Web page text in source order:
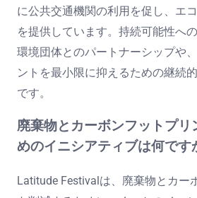
に公共交通機関の利用を促し、エ
を提供しています。持続可能性へ
環境団体とのパートナーシップや
ントを最小限に抑えるための継続
です。
廃棄物とカーボンフットプリ
めのイニシアティブは何です
Latitude Festivalは、廃棄物とカー